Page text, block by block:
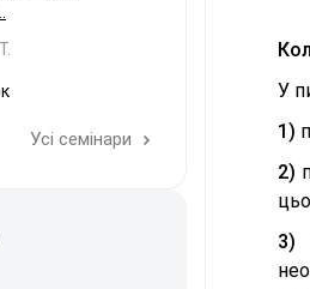
У
1)
2)
3)
Усі семінари